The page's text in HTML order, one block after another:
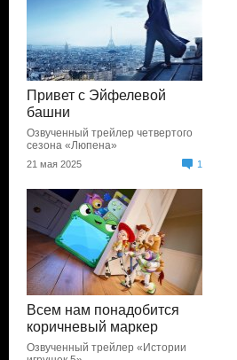
Привет с Эйфелевой
башни
Озвученный трейлер четвертого
сезона «Люпена»
21 мая 2025 1
Всем нам понадобится
коричневый маркер
Озвученный трейлер «Истории